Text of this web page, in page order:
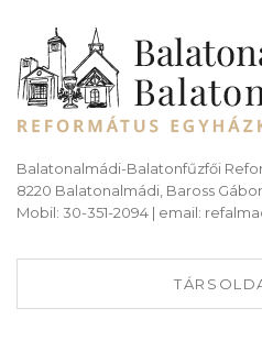
Balatonalmádi-Balatonfűzfői
8220 Balatonalmádi, Baross
Mobil: 30-351-2094 | email: